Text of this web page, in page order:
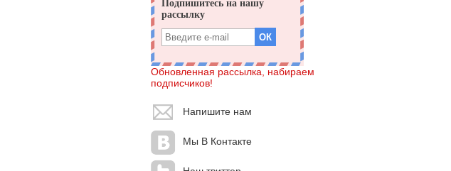
Обновленная рассылка, набираем
подписчиков!
Напишите нам
Мы В Контакте